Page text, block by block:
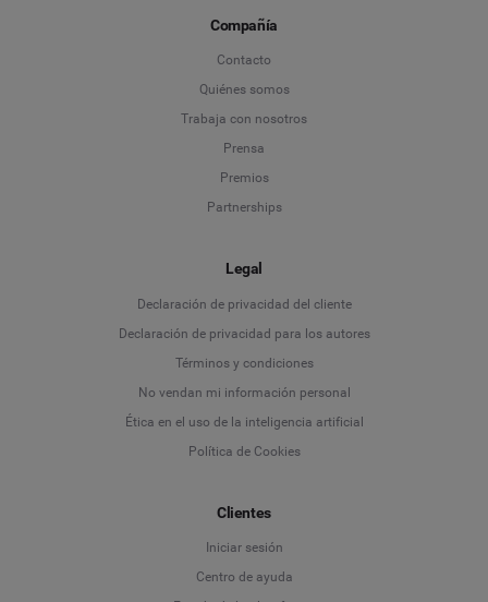
Compañía
Contacto
Quiénes somos
Trabaja con nosotros
Prensa
Premios
Partnerships
Legal
Declaración de privacidad del cliente
Declaración de privacidad para los autores
Términos y condiciones
No vendan mi información personal
Ética en el uso de la inteligencia artificial
Política de Cookies
Clientes
Iniciar sesión
Centro de ayuda